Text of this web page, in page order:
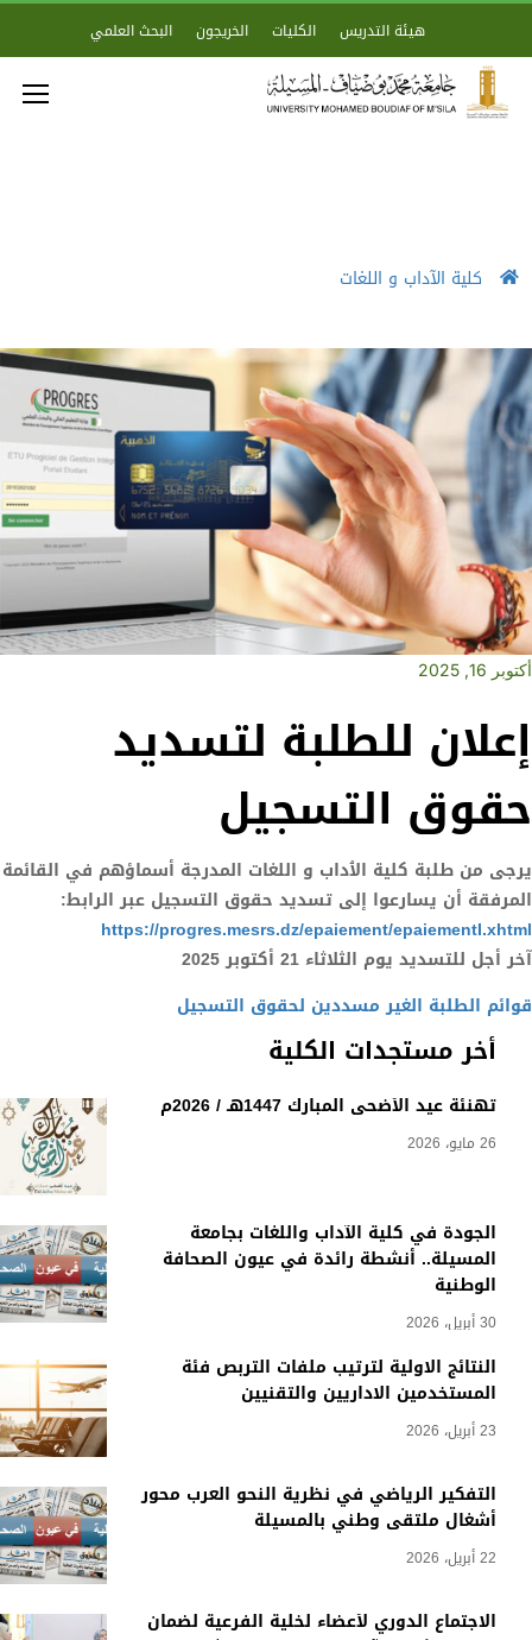
هيئة التدريس الكليات الخريجون البحث العلمي
كلية الآداب و اللغات
أخر مستجدات الكلية
تهنئة عيد الأضحى المبارك 1447هـ / 2026م
26 مايو، 2026
الجودة في كلية الآداب واللغات بجامعة
المسيلة.. أنشطة رائدة في عيون الصحافة
الوطنية
30 أبريل، 2026
النتائج الاولية لترتيب ملفات التربص فئة
المستخدمين الاداريين والتقنيين
23 أبريل، 2026
التفكير الرياضي في نظرية النحو العرب محور
أشغال ملتقى وطني بالمسيلة
22 أبريل، 2026
الاجتماع الدوري لأعضاء لخلية الفرعية لضمان
أكتوبر 16, 2025
إعلان للطلبة لتسديد
حقوق التسجيل
يرجى من طلبة كلية الٱداب و اللغات المدرجة أسماؤهم في القائمة
المرفقة أن يسارعوا إلى تسديد حقوق التسجيل عبر الرابط:
https://progres.mesrs.dz/epaiement/epaiementI.xhtml
آخر أجل للتسديد يوم الثلاثاء 21 أكتوبر 2025
قوائم الطلبة الغير مسددين لحقوق التسجيل